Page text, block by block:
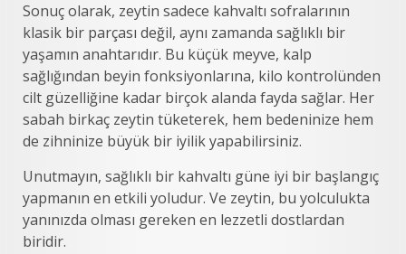
Sonuç olarak, zeytin sadece kahvaltı sofralarının
klasik bir parçası değil, aynı zamanda sağlıklı bir
yaşamın anahtarıdır. Bu küçük meyve, kalp
sağlığından beyin fonksiyonlarına, kilo kontrolünden
cilt güzelliğine kadar birçok alanda fayda sağlar. Her
sabah birkaç zeytin tüketerek, hem bedeninize hem
de zihninize büyük bir iyilik yapabilirsiniz.
Unutmayın, sağlıklı bir kahvaltı güne iyi bir başlangıç
yapmanın en etkili yoludur. Ve zeytin, bu yolculukta
yanınızda olması gereken en lezzetli dostlardan
biridir.